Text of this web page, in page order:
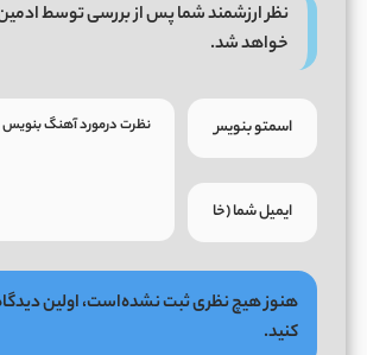
نظر ارزشمند شما پس از بررسی توسط
خواهد شد.
هنوز هیچ نظری ثبت نشده‌است، اولین
کنید.